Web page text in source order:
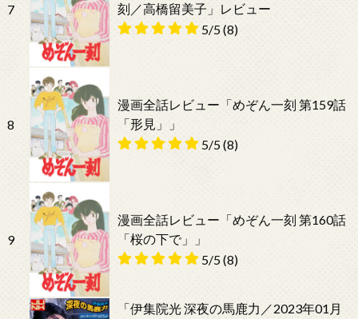
7
刻／高橋留美子」レビュー
5/5(8)
8
漫画全話レビュー「めぞん一刻 第159話
「形見」」
5/5(8)
9
漫画全話レビュー「めぞん一刻 第160話
「桜の下で」」
5/5(8)
「伊集院光 深夜の馬鹿力／2023年01月